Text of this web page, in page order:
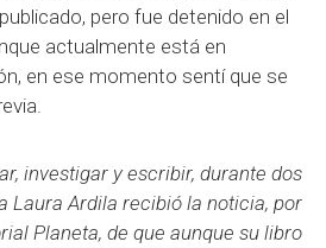
pero fue detenido en el
actualmente está en
en ese momento sentí que se
investigar y escribir, durante dos
Laura Ardila recibió la noticia, por
Planeta, de que aunque su libro